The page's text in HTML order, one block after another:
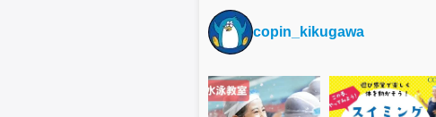
copin_kikugawa